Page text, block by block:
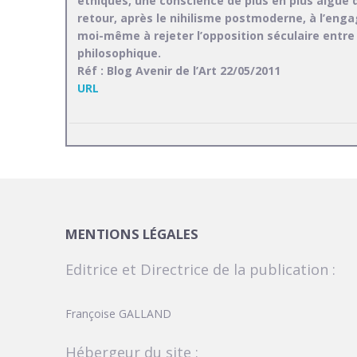
retour, après le nihilisme postmoderne, à
moi-même à rejeter l’opposition séculaire
philosophique.
Réf : Blog Avenir de l’Art 22/05/2011
URL
MENTIONS LÉGALES
Editrice et Directrice de la publication :
Françoise GALLAND
Hébergeur du site :